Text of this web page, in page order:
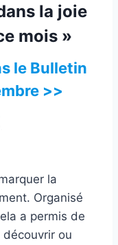
la joie
mois »
le Bulletin
>>
la
Organisé
a permis de
ou